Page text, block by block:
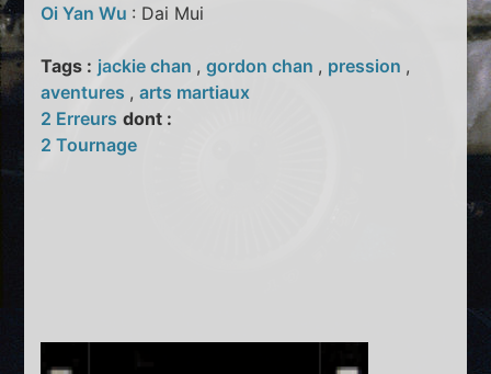
Oi Yan Wu : Dai Mui
Tags : jackie chan ,gordon chan , pression ,
aventures ,arts martiaux
2 Erreurs dont :
2 Tournage